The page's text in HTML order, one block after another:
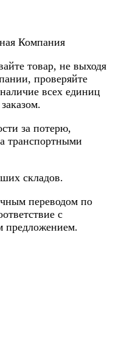
Компания
товар, не выходя
проверяйте
всех единиц
за потерю,
транспортными
складов.
переводом по
с
предложением.